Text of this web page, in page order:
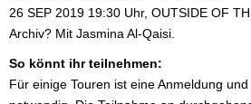
26 SEP 2019 19:30 Uhr, OUTSIDE OF
Archiv? Mit Jasmina Al-Qaisi.
So könnt ihr teilnehmen:
Für einige Touren ist eine Anmeldung